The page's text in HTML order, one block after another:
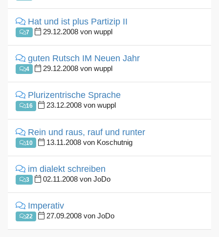
Hat und ist plus Partizip II
7 29.12.2008 von wuppl
guten Rutsch IM Neuen Jahr
4 29.12.2008 von wuppl
Plurizentrische Sprache
16 23.12.2008 von wuppl
Rein und raus, rauf und runter
10 13.11.2008 von Koschutnig
im dialekt schreiben
3 02.11.2008 von JoDo
Imperativ
22 27.09.2008 von JoDo